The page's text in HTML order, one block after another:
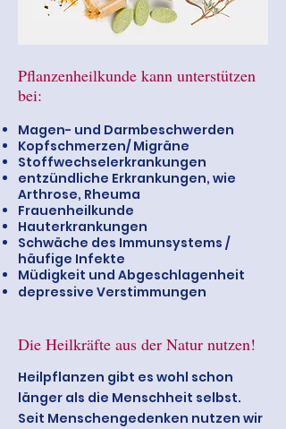
Pflanzenheilkunde kann unterstützen
bei:
Magen- und Darmbeschwerden
Kopfschmerzen/ Migräne
Stoffwechselerkrankungen
entzündliche Erkrankungen, wie
Arthrose, Rheuma
Frauenheilkunde
Hauterkrankungen
Schwäche des Immunsystems /
häufige Infekte
Müdigkeit und Abgeschlagenheit
depressive Verstimmungen
Die Heilkräfte aus der Natur nutzen!
Heilpflanzen gibt es wohl schon
länger als die Menschheit selbst.
Seit Menschengedenken nutzen wir